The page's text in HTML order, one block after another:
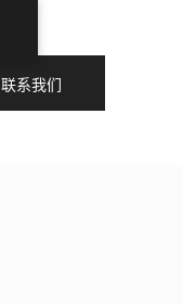
联系我们